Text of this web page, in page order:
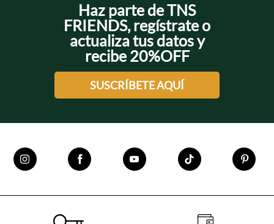
Haz parte de TNS
FRIENDS, regístrate o
actualiza tus datos y
recibe 20%OFF
SUSCRÍBETE AQUÍ